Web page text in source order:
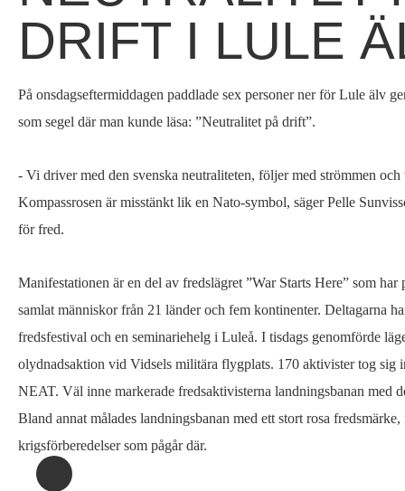
här
›
Pressmeddelanden
DRIFT I LULE
På onsdagseftermiddagen paddlade sex personer ner för Lule älv
som segel där man kunde läsa: ”Neutralitet på drift”.
- Vi driver med den svenska neutraliteten, följer med strömmen
Kompassrosen är misstänkt lik en Nato-symbol, säger Pelle
för fred.
Manifestationen är en del av fredslägret ”War Starts Here” som har
samlat människor från 21 länder och fem kontinenter. Deltagarna
fredsfestival och en seminariehelg i Luleå. I tisdags genomförde
olydnadsaktion vid Vidsels militära flygplats. 170 aktivister tog sig
NEAT. Väl inne markerade fredsaktivisterna landningsbanan med
Bland annat målades landningsbanan med ett stort rosa
krigsförberedelser som pågår där.